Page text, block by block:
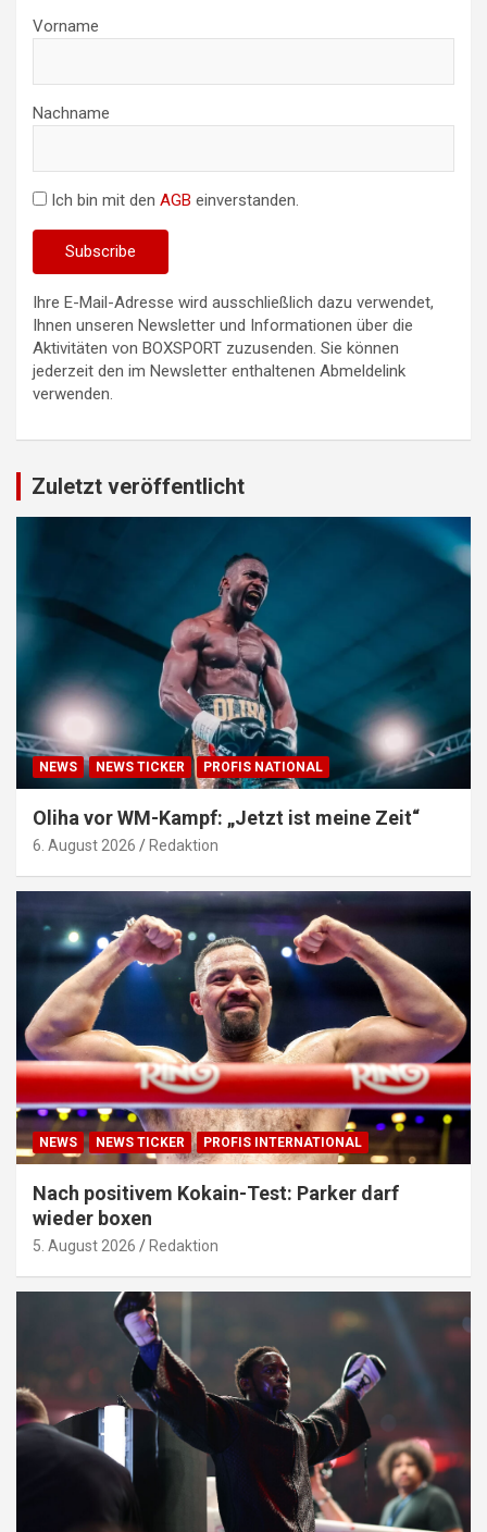
Vorname
Nachname
Ich bin mit den AGB einverstanden.
Ihre E-Mail-Adresse wird ausschließlich dazu verwendet,
Ihnen unseren Newsletter und Informationen über die
Aktivitäten von BOXSPORT zuzusenden. Sie können
jederzeit den im Newsletter enthaltenen Abmeldelink
verwenden.
Zuletzt veröffentlicht
NEWS NEWS TICKER PROFIS NATIONAL
Oliha vor WM-Kampf: „Jetzt ist meine Zeit“
6. August 2026 Redaktion
NEWS NEWS TICKER PROFIS INTERNATIONAL
Nach positivem Kokain-Test: Parker darf
wieder boxen
5. August 2026 Redaktion